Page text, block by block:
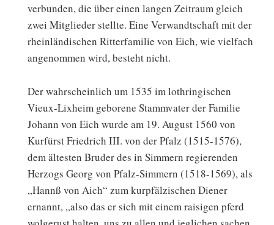
verbunden, die über einen langen Zeitraum gleich
zwei Mitglieder stellte. Eine Verwandtschaft mit der
rheinländischen Ritterfamilie von Eich, wie vielfach
angenommen wird, besteht nicht.
Der wahrscheinlich um 1535 im lothringischen
Vieux-Lixheim geborene Stammvater der Familie
Johann von Eich wurde am 19. August 1560 von
Kurfürst Friedrich III. von der Pfalz (1515-1576),
dem ältesten Bruder des in Simmern regierenden
Herzogs Georg von Pfalz-Simmern (1518-1569), als
„Hannß von Aich“ zum kurpfälzischen Diener
ernannt, „also das er sich mit einem raisigen pferd